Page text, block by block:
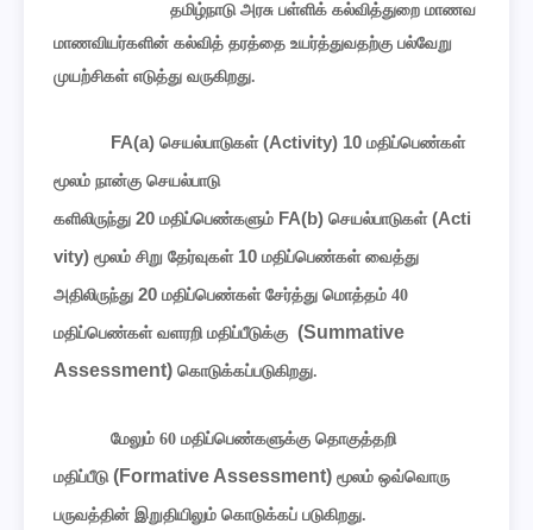
தமிழ்நாடு அரசு பள்ளிக் கல்வித்துறை மாணவ
மாணவியர்களின் கல்வித் தரத்தை உயர்த்துவதற்கு பல்வேறு
முயற்சிகள் எடுத்து வருகிறது.
FA(a) செயல்பாடுகள் (Activity) 10 மதிப்பெண்கள்
மூலம் நான்கு செயல்பாடு
களிலிருந்து 20 மதிப்பெண்களும் FA(b) செயல்பாடுகள் (Acti
vity) மூலம் சிறு தேர்வுகள் 10 மதிப்பெண்கள் வைத்து
அதிலிருந்து 20 மதிப்பெண்கள் சேர்த்து மொத்தம் 40
மதிப்பெண்கள் வளரறி மதிப்பீடுக்கு (Summative
Assessment) கொடுக்கப்படுகிறது.
மேலும் 60 மதிப்பெண்களுக்கு தொகுத்தறி
மதிப்பீடு (Formative Assessment) மூலம் ஒவ்வொரு
பருவத்தின் இறுதியிலும் கொடுக்கப் படுகிறது.